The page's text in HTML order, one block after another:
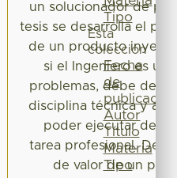
un solucionador de
tesis se desarrolla el
de un producto
si el Ingeniero es un
problemas, debe de
disciplina técnica y
poder ejecutar de
tarea profesional.
de valor de un
Tipo
Esta
colección
Fecha
de
publicación
Autor
Título
Materia
Tipo